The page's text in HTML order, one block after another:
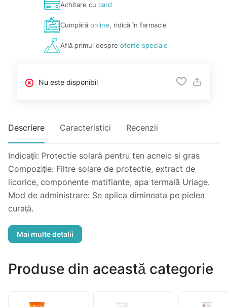
Achitare cu card
Cumpărăonline, ridică în farmacie
Află primul despre oferte speciale
Nu este disponibil
Descriere Caracteristici Recenzii
Indicații: Protectie solară pentru ten acneic si gras
Compoziție: Filtre solare de protectie, extract de
licorice, componente matifiante, apa termală Uriage.
Mod de administrare: Se aplica dimineata pe pielea
curață.
Produse din această categorie